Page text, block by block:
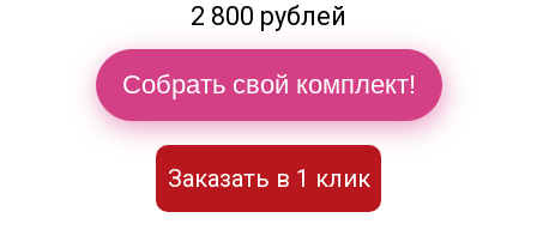
2 800 рублей
Собрать свой комплект!
Заказать в 1 клик